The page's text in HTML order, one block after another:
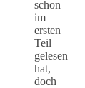
schon
im
ersten
Teil
gelesen
hat,
doch